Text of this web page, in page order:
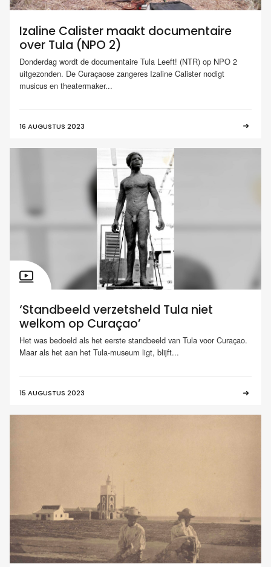
Izaline Calister maakt documentaire
over Tula (NPO 2)
Donderdag wordt de documentaire Tula Leeft! (NTR) op NPO 2
uitgezonden. De Curaçaose zangeres Izaline Calister nodigt
musicus en theatermaker...
16 AUGUSTUS 2023
‘Standbeeld verzetsheld Tula niet
welkom op Curaçao’
Het was bedoeld als het eerste standbeeld van Tula voor Curaçao.
Maar als het aan het Tula-museum ligt, blijft...
15 AUGUSTUS 2023